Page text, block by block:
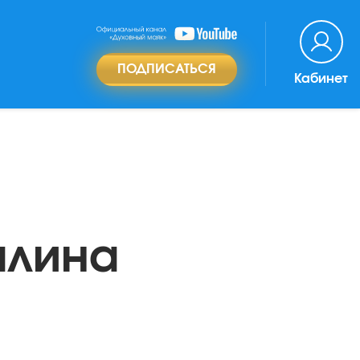
ПОДПИСАТЬСЯ
Кабинет